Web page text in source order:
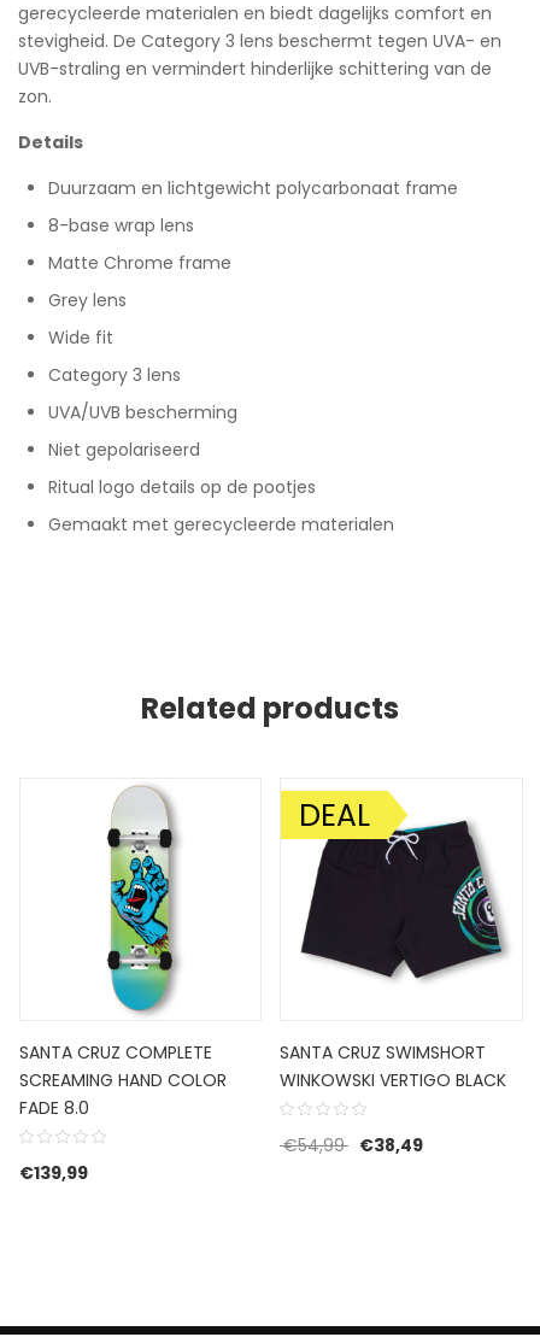
gerecycleerde materialen en biedt dagelijks comfort en
stevigheid. De Category 3 lens beschermt tegen UVA- en
UVB-straling en vermindert hinderlijke schittering van de
zon.
Details
Duurzaam en lichtgewicht polycarbonaat frame
8-base wrap lens
Matte Chrome frame
Grey lens
Wide fit
Category 3 lens
UVA/UVB bescherming
Niet gepolariseerd
Ritual logo details op de pootjes
Gemaakt met gerecycleerde materialen
Related products
SANTA CRUZ COMPLETE
SCREAMING HAND COLOR
FADE 8.0
€139,99
AANBIEDING!
DEAL
SANTA CRUZ SWIMSHORT
WINKOWSKI VERTIGO BLACK
€54,99 Oorspronkelijke prijs
€38,49Huidige prijs